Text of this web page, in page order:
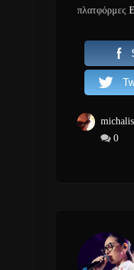
πλατφόρμες
michalis
0